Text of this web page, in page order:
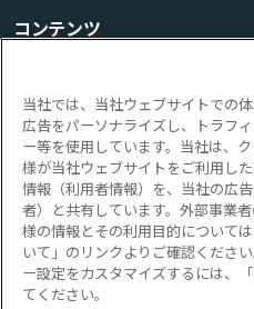
コンテンツ
TOP 機能 サポート
ご利用にあたって
このサイトについて
個人情報
IIJについて
当社では、当社ウェブサイトでの
広告をパーソナライズし、トラフ
ー等を使用しています。当社は、
様が当社ウェブサイトをご利用し
情報（利用者情報）を、当社の広
者）と共有しています。外部事業
様の情報とその利用目的について
いて」のリンクよりご確認くださ
ー設定をカスタマイズするには、
てください。